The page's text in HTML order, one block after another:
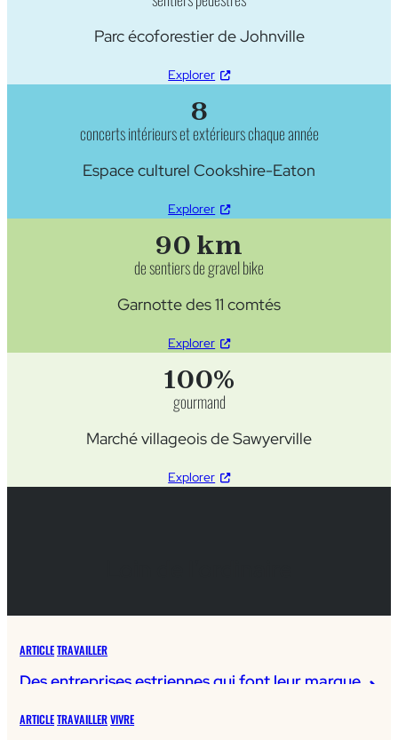
Parc écoforestier de Johnville
Explorer
8
concerts intérieurs et extérieurs chaque année
Espace culturel Cookshire-Eaton
Explorer
90 km
de sentiers de gravel bike
Garnotte des 11 comtés
Explorer
100%
gourmand
Marché villageois de Sawyerville
Explorer
ARTICLETRAVAILLER
Des entreprises estriennes qui font leur marque
ARTICLETRAVAILLERVIVRE